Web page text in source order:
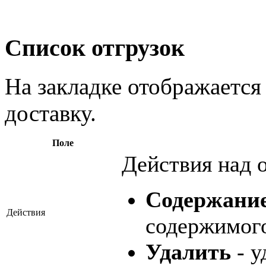
Список отгрузок
На закладке
доставку.
Поле
Действия
Действия над
Удалить -